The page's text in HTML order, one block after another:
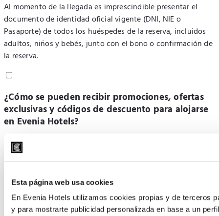
Esta página web usa cookies
En Evenia Hotels utilizamos cookies propias y de terceros
y para mostrarte publicidad personalizada en base a un
Al momento de la llegada es imprescindible presentar el
documento de identidad oficial vigente (DNI, NIE o
Pasaporte) de todos los huéspedes de la reserva, incluidos
adultos, niños y bebés, junto con el bono o confirmación de
la reserva.
¿Cómo se pueden recibir promociones, ofertas
exclusivas y códigos de descuento para alojarse
en Evenia Hotels?
Para estar al día de las promociones y descuentos
exclusivos, puedes suscribirte a la newsletter oficial en el
correo electrónico en el formulario de suscripción para
recibir promociones periódicas directamente en tu bandeja
de entrada.